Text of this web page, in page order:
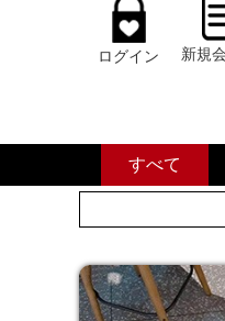
ログイン 新規
すべて